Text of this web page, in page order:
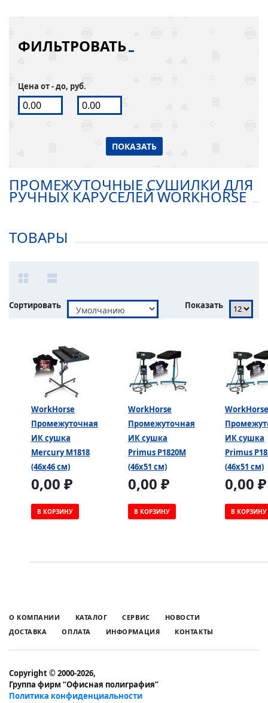
ФИЛЬТРОВАТЬ
Цена от - до, руб.
ПОКАЗАТЬ
ПРОМЕЖУТОЧНЫЕ СУШИЛКИ ДЛЯ
РУЧНЫХ КАРУСЕЛЕЙ WORKHORSE
ТОВАРЫ
Сортировать Показать
WorkHorse
Промежуточная
ИК сушка
Mercury M1818
(46x46 см)
0,00 ₽
В КОРЗИНУ
WorkHorse
Промежуточная
ИК сушка
Primus P1820M
(46х51 см)
0,00 ₽
В КОРЗИНУ
WorkHorse
ИК сушка
Primus
(46х51 см)
0,00 ₽
В КОРЗИНУ
О КОМПАНИИ КАТАЛОГ СЕРВИС
НОВОСТИ
ДОСТАВКА
ОПЛАТА ИНФОРМАЦИЯ КОНТАКТЫ
Copyright © 2000-2026,
Группа фирм “Офисная полиграфия”
Политика конфиденциальности